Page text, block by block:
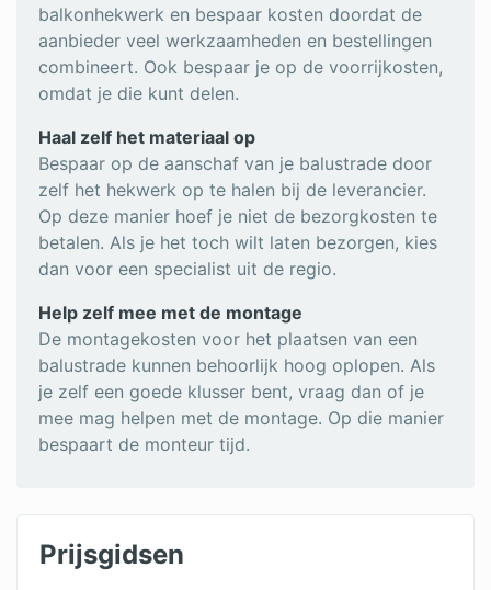
balkonhekwerk en bespaar kosten doordat de
aanbieder veel werkzaamheden en bestellingen
combineert. Ook bespaar je op de voorrijkosten,
omdat je die kunt delen.
Haal zelf het materiaal op
Bespaar op de aanschaf van je balustrade door
zelf het hekwerk op te halen bij de leverancier.
Op deze manier hoef je niet de bezorgkosten te
betalen. Als je het toch wilt laten bezorgen, kies
dan voor een specialist uit de regio.
Help zelf mee met de montage
De montagekosten voor het plaatsen van een
balustrade kunnen behoorlijk hoog oplopen. Als
je zelf een goede klusser bent, vraag dan of je
mee mag helpen met de montage. Op die manier
bespaart de monteur tijd.
Prijsgidsen